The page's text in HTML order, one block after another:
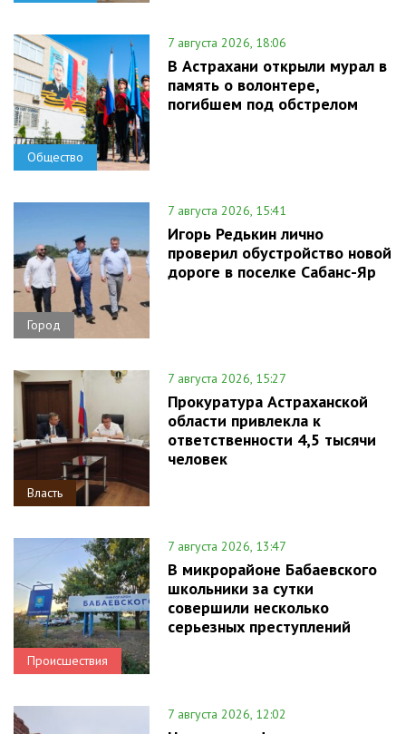
Общество
7 августа 2026, 18:06
В Астрахани открыли мурал в
память о волонтере,
погибшем под обстрелом
Город
7 августа 2026, 15:41
Игорь Редькин лично
проверил обустройство новой
дороге в поселке Сабанс-Яр
Власть
7 августа 2026, 15:27
Прокуратура Астраханской
области привлекла к
ответственности 4,5 тысячи
человек
Происшествия
7 августа 2026, 13:47
В микрорайоне Бабаевского
школьники за сутки
совершили несколько
серьезных преступлений
7 августа 2026, 12:02